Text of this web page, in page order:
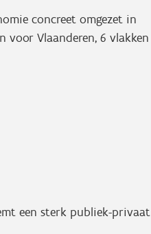
concreet omgezet in
voor Vlaanderen, 6 vlakken
een sterk publiek-privaat